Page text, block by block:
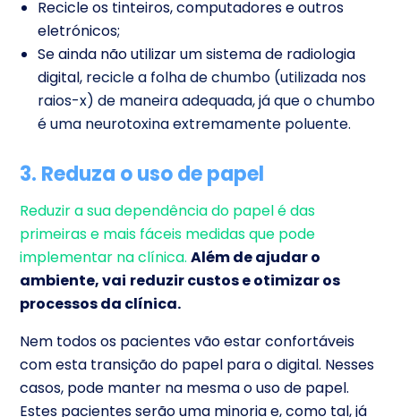
Recicle os tinteiros, computadores e outros
eletrónicos;
Se ainda não utilizar um sistema de radiologia
digital, recicle a folha de chumbo (utilizada nos
raios-x) de maneira adequada, já que o chumbo
é uma neurotoxina extremamente poluente.
3. Reduza o uso de papel
Reduzir a sua dependência do papel é das
primeiras e mais fáceis medidas que pode
implementar na clínica. Além de ajudar o
ambiente, vai reduzir custos e otimizar os
processos da clínica.
Nem todos os pacientes vão estar confortáveis
com esta transição do papel para o digital. Nesses
casos, pode manter na mesma o uso de papel.
Estes pacientes serão uma minoria e, como tal, já